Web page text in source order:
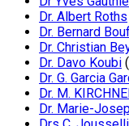
Dr. Albert Roths
Dr. Bernard
Dr. Christian
Dr. Davo Koubi
Dr. G. Garcia
Dr. M.
Dr. Marie-